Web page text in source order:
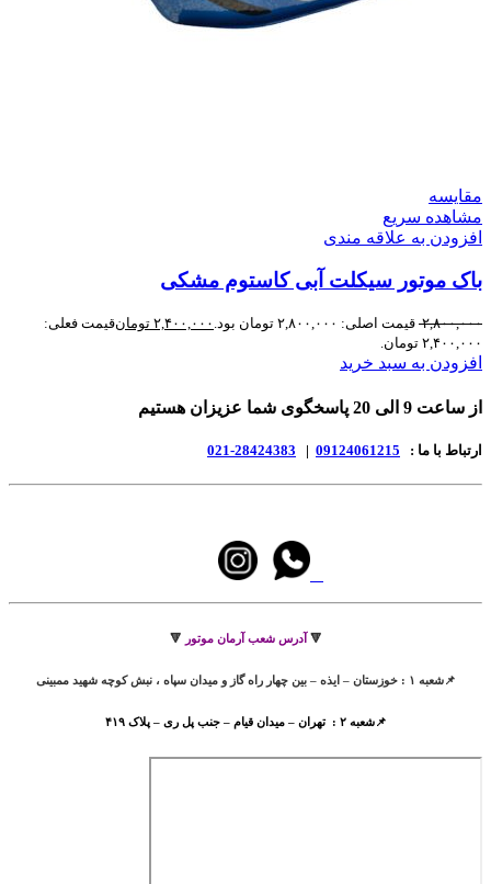
مقایسه
مشاهده سریع
افزودن به علاقه مندی
باک موتور سیکلت آبی کاستوم مشکی
۲,۸۰۰,۰۰۰ قیمت اصلی: ۲,۸۰۰,۰۰۰ تومان بود. ۲,۴۰۰,۰۰۰ تومانقیمت فعلی:
۲,۴۰۰,۰۰۰ تومان.
افزودن به سبد خرید
از ساعت 9 الی 20 پاسخگوی شما عزیزان هستیم
ارتباط با ما : 09124061215
|
28424383-021
🔻 آدرس شعب آرمان موتور 🔻
📌شعبه ۱ : خوزستان – ایذه – بین چهار راه گاز و میدان سپاه ، نبش کوچه شهید ممبینی
📌شعبه ۲ : تهران – میدان قیام – جنب پل ری – پلاک ۴۱۹